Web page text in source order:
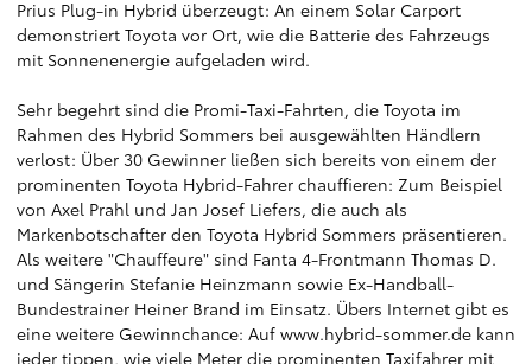
Prius Plug-in Hybrid überzeugt: An einem Solar Carport
demonstriert Toyota vor Ort, wie die Batterie des Fahrzeugs
mit Sonnenenergie aufgeladen wird.
Sehr begehrt sind die Promi-Taxi-Fahrten, die Toyota im
Rahmen des Hybrid Sommers bei ausgewählten Händlern
verlost: Über 30 Gewinner ließen sich bereits von einem der
prominenten Toyota Hybrid-Fahrer chauffieren: Zum Beispiel
von Axel Prahl und Jan Josef Liefers, die auch als
Markenbotschafter den Toyota Hybrid Sommers präsentieren.
Als weitere "Chauffeure" sind Fanta 4-Frontmann Thomas D.
und Sängerin Stefanie Heinzmann sowie Ex-Handball-
Bundestrainer Heiner Brand im Einsatz. Übers Internet gibt es
eine weitere Gewinnchance: Auf www.hybrid-sommer.de kann
jeder tippen, wie viele Meter die prominenten Taxifahrer mit